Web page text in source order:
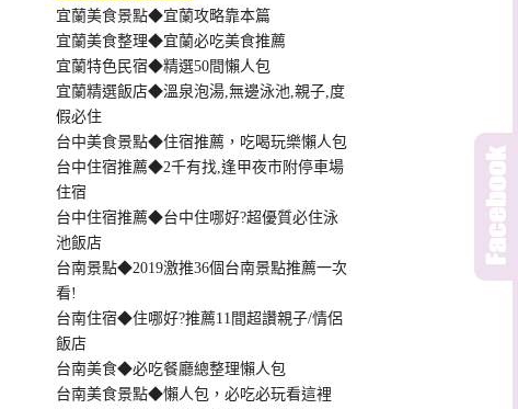
宜蘭美食景點◆宜蘭攻略靠本篇
宜蘭美食整理◆宜蘭必吃美食推薦
宜蘭特色民宿◆精選50間懶人包
宜蘭精選飯店◆溫泉泡湯,無邊泳池,親子,度
假必住
台中美食景點◆住宿推薦，吃喝玩樂懶人包
台中住宿推薦◆2千有找,逢甲夜市附停車場
住宿
台中住宿推薦◆台中住哪好?超優質必住泳
池飯店
台南景點◆2019激推36個台南景點推薦一次
看!
台南住宿◆住哪好?推薦11間超讚親子/情侶
飯店
台南美食◆必吃餐廳總整理懶人包
台南美食景點◆懶人包，必吃必玩看這裡